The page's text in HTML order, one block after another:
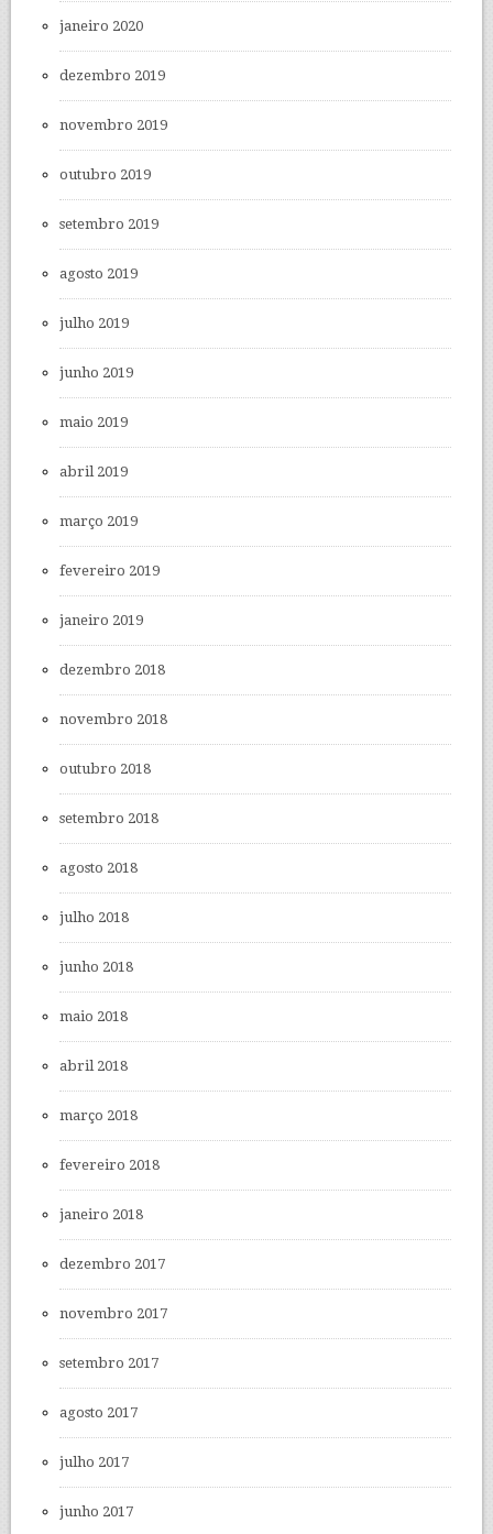
janeiro 2020
dezembro 2019
novembro 2019
outubro 2019
setembro 2019
agosto 2019
julho 2019
junho 2019
maio 2019
abril 2019
março 2019
fevereiro 2019
janeiro 2019
dezembro 2018
novembro 2018
outubro 2018
setembro 2018
agosto 2018
julho 2018
junho 2018
maio 2018
abril 2018
março 2018
fevereiro 2018
janeiro 2018
dezembro 2017
novembro 2017
setembro 2017
agosto 2017
julho 2017
junho 2017